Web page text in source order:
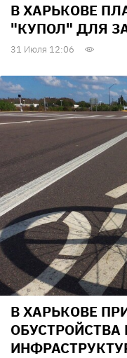
В ХАРЬКОВЕ
"КУПОЛ" ДЛЯ
31 Июля 12:06
В ХАРЬКОВЕ